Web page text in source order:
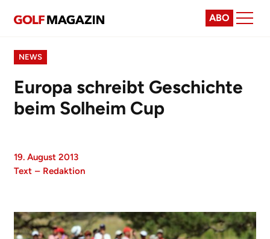
ABO
NEWS
Europa schreibt Geschichte
beim Solheim Cup
19. August 2013
Text – Redaktion